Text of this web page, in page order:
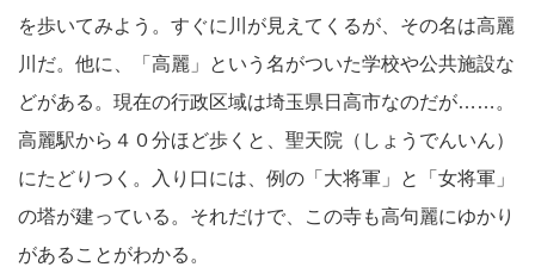
を歩いてみよう。すぐに川が見えてくるが、その名は高麗
川だ。他に、「高麗」という名がついた学校や公共施設な
どがある。現在の行政区域は埼玉県日高市なのだが……。
高麗駅から４０分ほど歩くと、聖天院（しょうでんいん）
にたどりつく。入り口には、例の「大将軍」と「女将軍」
の塔が建っている。それだけで、この寺も高句麗にゆかり
があることがわかる。